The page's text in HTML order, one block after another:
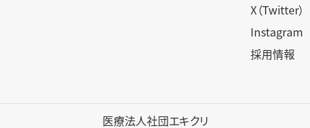
X（Twitter）
Instagram
採用情報
医療法人社団エキクリ